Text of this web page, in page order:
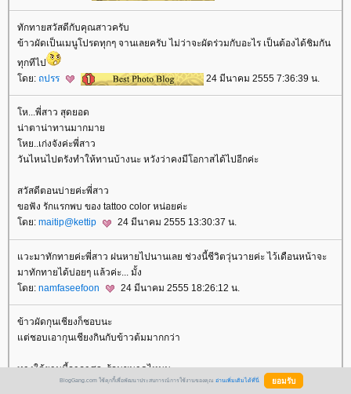
ทักทายสวัสดีกับคุณสาวครับ
ข้าวผัดเป็นเมนูโปรดทุกๆ จานเลยครับ ไม่ว่าจะผัดร่วมกับอะไร เป็นต้องได้ชิมกัน
ทุกทีไป
ดย: ถปรร 24 มีนาคม 2555 7:36:39 น.
ห...พี่สาว สุดยอด
น่าตาน่าทานมากมา
หย..เก่งจังค่ะพี่สาว
วันไหนไปตรังทำให้ทานบ้างนะ หวังว่าคงมีโอกาสได้ไปอีกค่ะ
สวัสดีตอนบ่ายค่ะพี่สาว
ขอฟัง รักแรกพบ ของ tattoo color หน่อยค่ะ
ดย: maitip@kettip 24 มีนาคม 2555 13:30:37 น.
วะมาทักทายค่ะพี่สาว ฝนหายไปนานเลย ช่วงนี้ชีวิตวุ่นวายค่ะ ไว้เดือนหน้าจะ
มาทักทายได้บ่อยๆ แล้วค่ะ... มั้ง
ดย: namfaseefoon 24 มีนาคม 2555 18:26:12 น.
ข้าวผัดกุนเชียงก็ชอบนะ
ต่ชอบเอากุนเชียงกินกับข้าวต้มมากกว่า
ทางใต้ยามนี้อากาศจะร้อนขนาดไหนนะ
อยากกลับบ้านจัง...BlogGang.com ใช้คุกกี้เพื่อพัฒนาประสบการณ์การใช้งานของคุณ อ่านเพิ่มเติมได้ที่นี่